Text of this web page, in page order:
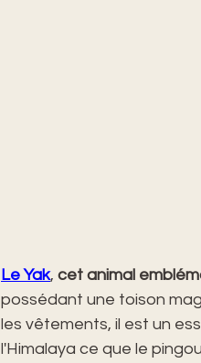
Le Yak, cet animal
possédant une toison
les vêtements, il est un
l'Himalaya ce que le